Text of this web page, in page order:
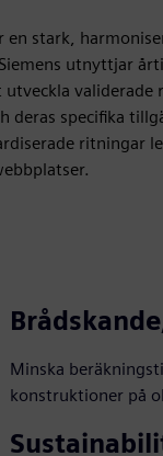
en stark,
utnyttjar
validerade
deras specifika
ritningar
Minska
konstruktioner på